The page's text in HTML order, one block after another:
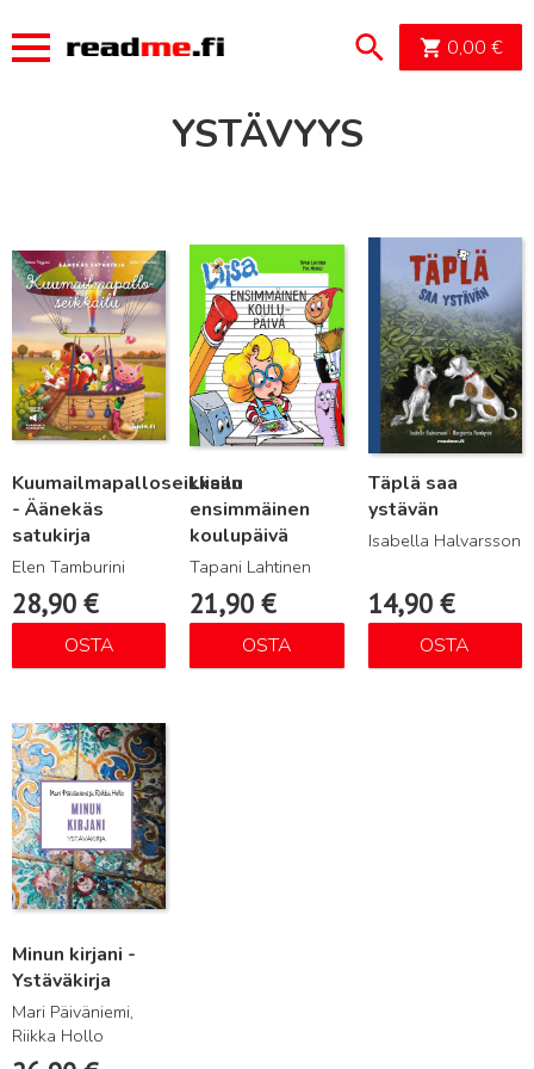
0,00 €
YSTÄVYYS
Kuumailmapalloseikkailu
- Äänekäs
satukirja
Elen Tamburini
28,90 €
OSTA
Lue lisää
Liisan
ensimmäinen
koulupäivä
Tapani Lahtinen
21,90€
OSTA
Lue lisää
Täplä saa
ystävän
Isabella Halvarsson
14,90 €
OSTA
Lue lisää
Minun kirjani -
Ystäväkirja
Mari Päiväniemi,
Riikka Hollo
Lue lisää